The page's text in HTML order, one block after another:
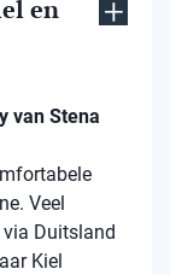
en
van Stena
Veel
via Duitsland
Kiel